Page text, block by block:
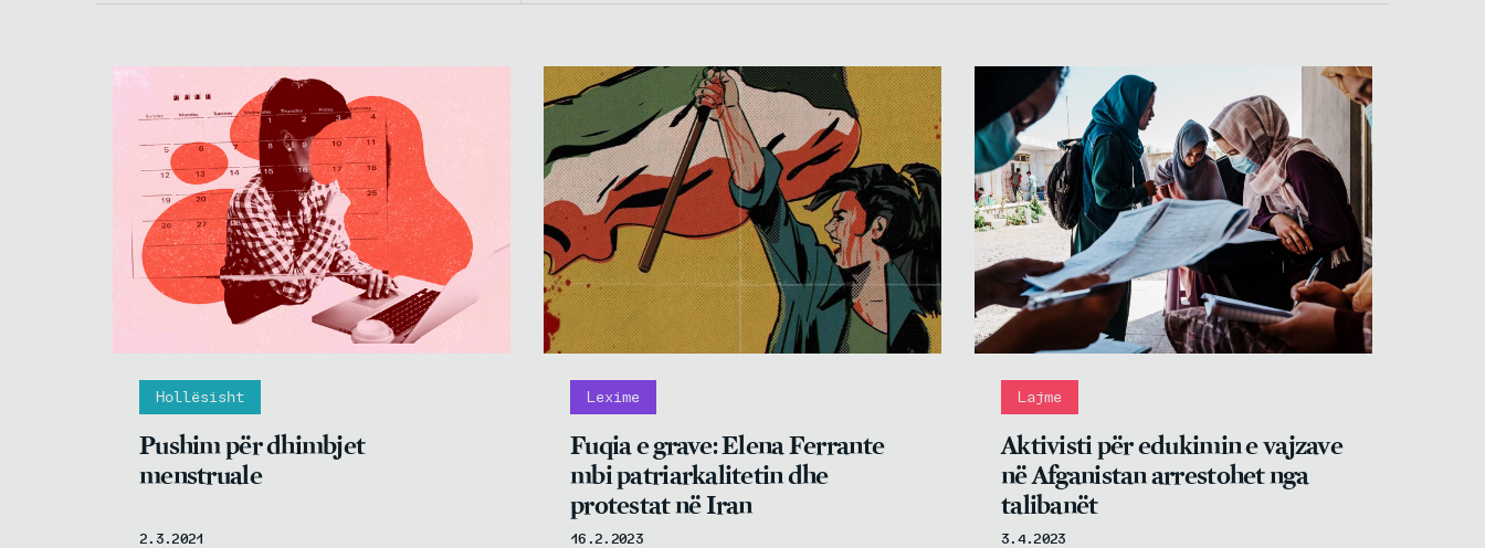
Hollësisht
Pushim për dhimbjet
menstruale
2.3.2021
Lexime
Fuqia e grave: Elena Ferrante
mbi patriarkalitetin dhe
protestat në Iran
16.2.2023
Lajme
Aktivisti për edukimin e vajzave
në Afganistan arrestohet nga
talibanët
3.4.2023